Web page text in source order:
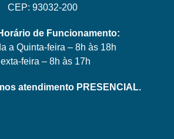
CEP: 93032-200
de Funcionamento:
a Quinta-feira – 8h às 18h
feira – 8h às 17h
atendimento PRESENCIAL.